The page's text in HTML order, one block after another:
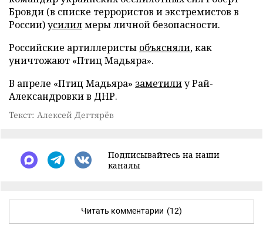
Бровди (в списке террористов и экстремистов в
России)усилилмеры личной безопасности.
Российские артиллеристы объясняли, как
уничтожают «Птиц Мадьяра».
В апреле «Птиц Мадьяра» заметилиу Рай-
Александровки в ДНР.
Текст: Алексей Дегтярёв
Подписывайтесь на наши
каналы
Читать комментарии (12)